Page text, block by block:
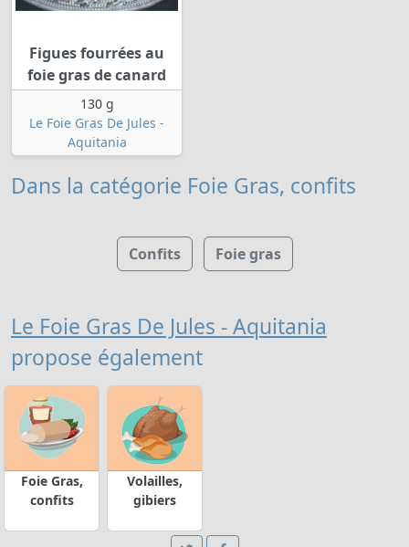
Figues fourrées au
foie gras de canard
130 g
Le Foie Gras De Jules -
Aquitania
Dans la catégorie Foie Gras, confits
Confits Foie gras
Le Foie Gras De Jules - Aquitania
propose également
Foie Gras,
confits
Volailles,
gibiers